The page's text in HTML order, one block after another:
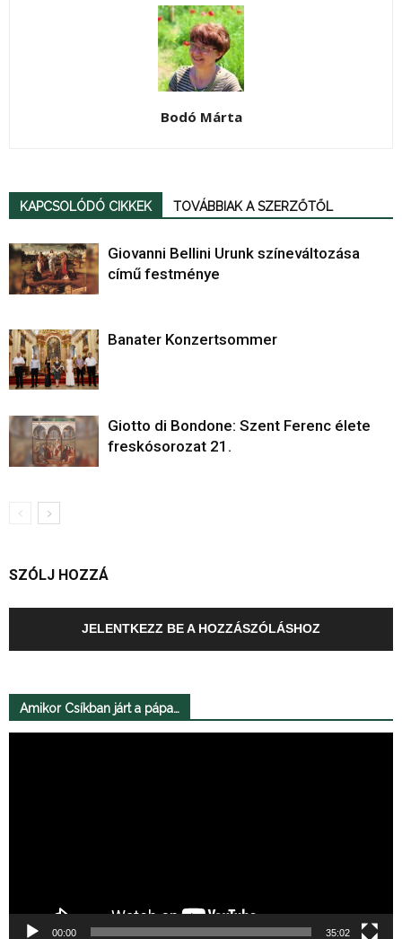
Bodó Márta
KAPCSOLÓDÓ CIKKEK TOVÁBBIAK A SZERZŐTŐL
Giovanni Bellini Urunk színeváltozása
című festménye
Banater Konzertsommer
Giotto di Bondone: Szent Ferenc élete
freskósorozat 21.
SZÓLJ HOZZÁ
JELENTKEZZ BE A HOZZÁSZÓLÁSHOZ
Amikor Csíkban járt a pápa…
00:00 35:02